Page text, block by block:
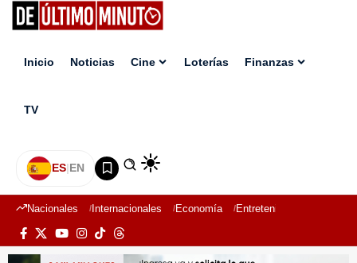
Inicio Noticias Cine Loterías Finanzas
TV
ES|EN
Nacionales Internacionales Economía Entretenimiento